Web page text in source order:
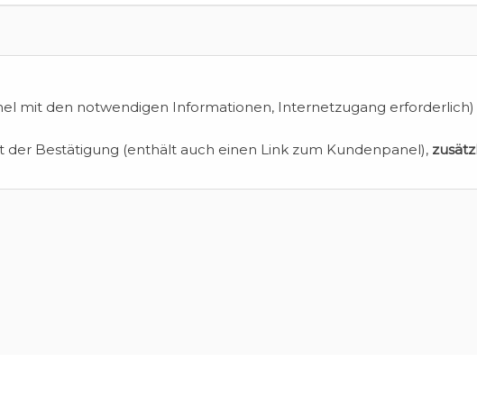
mit den notwendigen Informationen, Internetzugang erforderlich)
der Bestätigung (enthält auch einen Link zum Kundenpanel),